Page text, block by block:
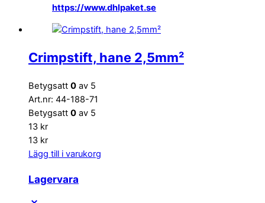
https://www.dhlpaket.se
Crimpstift, hane 2,5mm²
Betygsatt 0 av 5
Art.nr: 44-188-71
Betygsatt 0 av 5
13 kr
13 kr
Lägg till i varukorg
Lagervara